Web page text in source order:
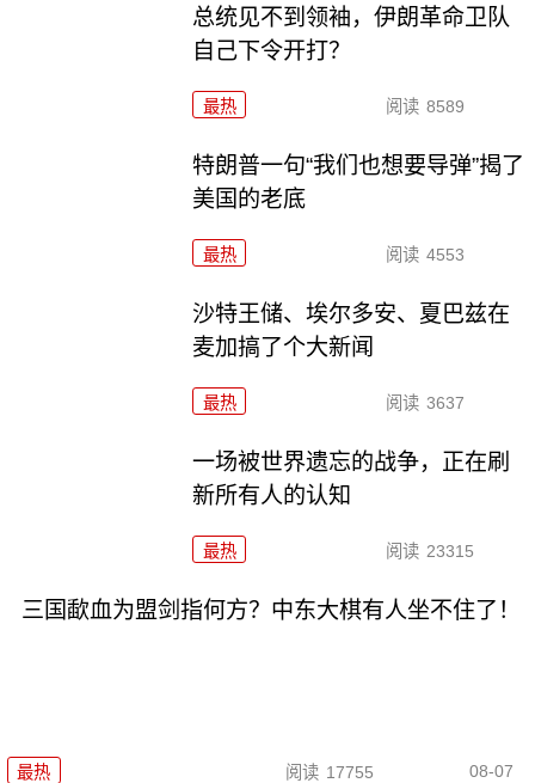
总统见不到领袖，伊朗革命卫队
自己下令开打？
最热 阅读 8589
特朗普一句“我们也想要导弹”揭了
美国的老底
最热 阅读 4553
沙特王储、埃尔多安、夏巴兹在
麦加搞了个大新闻
最热 阅读 3637
一场被世界遗忘的战争，正在刷
新所有人的认知
最热 阅读 23315
三国歃血为盟剑指何方？中东大棋有人坐不住了！
最热 阅读 17755 08-07